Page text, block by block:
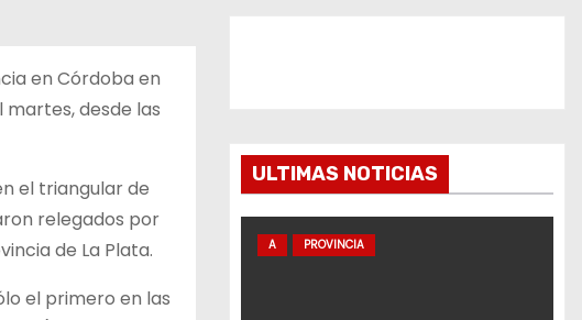
en Córdoba en
desde las
el triangular de
relegados por
de La Plata.
el primero en las
ULTIMAS NOTICIAS
A PROVINCIA